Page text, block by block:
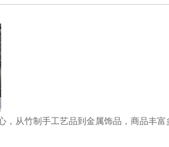
，从竹制手工艺品到金属饰品，商品丰富